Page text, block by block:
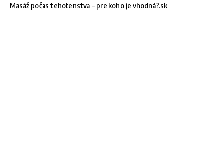
Masáž počas tehotenstva – pre koho je vhodná?.sk